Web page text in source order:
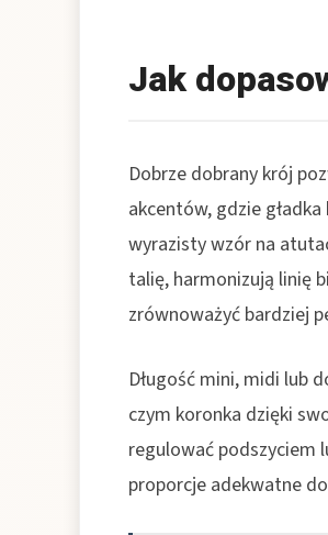
Jak
Dobrze dobrany krój
akcentów, gdzie
wyrazisty wzór na
talię, harmonizują linię
zrównoważyć bardziej
Długość mini, midi lub
czym koronka dzięki
regulować podszyciem
proporcje adekwatne